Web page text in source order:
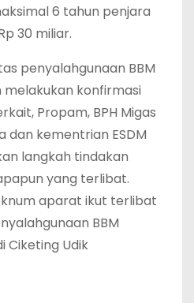
6 tahun penjara
30 miliar.
penyalahgunaan BBM
melakukan konfirmasi
Propam, BPH Migas
dan kementrian ESDM
langkah tindakan
yang terlibat.
aparat ikut terlibat
BBM
Ciketing Udik